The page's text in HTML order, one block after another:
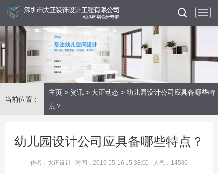
当前位置：
主页 > 资讯 > 大正动态 > 幼儿园设计公司应具备哪些特
点？
幼儿园设计公司应具备哪些特点？
作者：大正设计 | 时间：2019-05-16 15:38:00 | 人气：14586